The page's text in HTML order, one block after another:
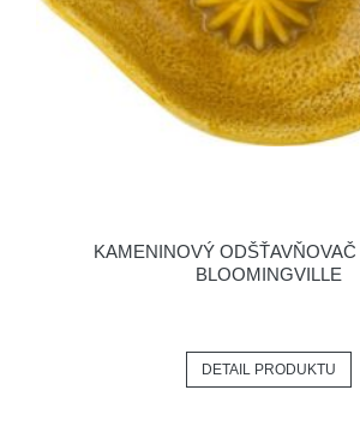
KAMENINOVÝ
BLOOMINGVILLE
DETAIL PRODUKTU